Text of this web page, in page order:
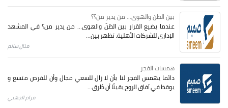
بين الظن والهوى... من يدير من؟؟
عندما يضيع القرار بين الظنّ والهوى… من يدير من؟ في المشهد
الإداري للشركات الأهلية، تظهر بين...
منال سالم
همسات الفجر
دائما يهمس الفجر لنا بأن لا زال للسعي مجال وأن للفرص متسع و
يوقظ في آفاق الروح يقينًا أن طُرق...
مرام الجهني